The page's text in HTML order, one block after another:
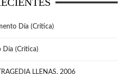
Día (Crítica)
Día (Crítica)
LLENAS, 2006